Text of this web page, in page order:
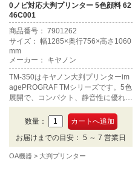
0ノビ対応大判プリンター 5色顔料 62
46C001
商品番号： 7901262
サイズ： 幅1285×奥行756×高さ1060
mm
メーカー： キヤノン
TM-350はキヤノン大判プリンターim
agePROGRAF TMシリーズです。5色
展開で、コンパクト、静音性に優れ、
オフィスや店舗への設置に適していま
す。CADやポスターに求められる十
分は品質は保たれています。A0ノビ
まで対応します。
数量：
お届けまでの目安： 5 ～ 7 営業日
OA機器 大判プリンター